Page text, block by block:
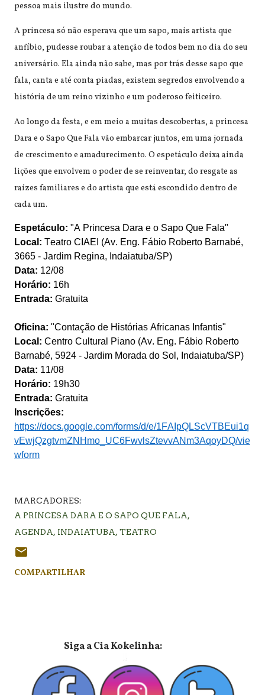
pessoa mais ilustre do mundo.
A princesa só não esperava que um sapo, mais artista que
anfíbio, pudesse roubar a atenção de todos bem no dia do seu
aniversário. Ela ainda não sabe, mas por trás desse sapo que
fala, canta e até conta piadas, existem segredos envolvendo a
história de um reino vizinho e um poderoso feiticeiro.
Ao longo da festa, e em meio a muitas descobertas, a princesa
Dara e o Sapo Que Fala vão embarcar juntos, em uma jornada
de crescimento e amadurecimento. O espetáculo deixa ainda
lições que envolvem o poder de se reinventar, do resgate as
raízes familiares e do artista que está escondido dentro de
cada um.
Espetáculo: "A Princesa Dara e o Sapo Que Fala"
Local: Teatro CIAEI (Av. Eng. Fábio Roberto Barnabé,
3665 - Jardim Regina, Indaiatuba/SP)
Data: 12/08
Horário: 16h
Entrada: Gratuita
Oficina: "Contação de Histórias Africanas Infantis"
Local: Centro Cultural Piano (Av. Eng. Fábio Roberto
Barnabé, 5924 - Jardim Morada do Sol, Indaiatuba/SP)
Data: 11/08
Horário: 19h30
Entrada: Gratuita
nscrições:
https://docs.google.com/forms/d/e/1FAIpQLScVTBEui1q
vEwjQzgtvmZNHmo_UC6FwvlsZtevvANm3AqoyDQ/vie
wform
MARCADORES:
A PRINCESA DARA E O SAPO QUE FALA
AGENDA
INDAIATUBA TEATRO
COMPARTILHAR
⠀⠀⠀⠀⠀⠀⠀⠀⠀Siga a Cia Kokelinha: